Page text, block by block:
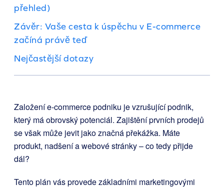
přehled)
Závěr: Vaše cesta k úspěchu v E-commerce
začíná právě teď
Nejčastější dotazy
Založení e-commerce podniku je vzrušující podnik,
který má obrovský potenciál. Zajištění prvních prodejů
se však může jevit jako značná překážka. Máte
produkt, nadšení a webové stránky – co tedy přijde
dál?
Tento plán vás provede základními marketingovými